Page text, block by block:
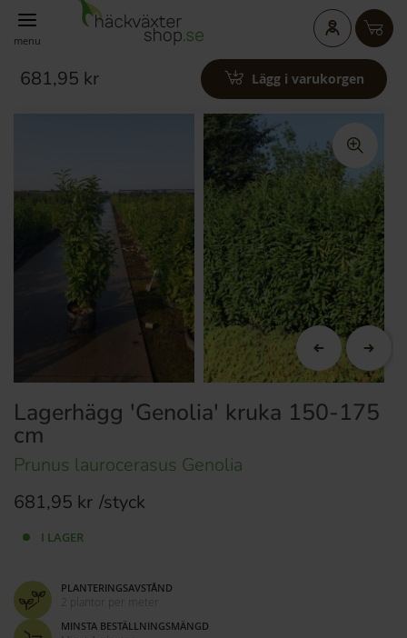
menu
681,95 kr Lägg i varukorgen
681,95 kr
Lagerhägg 'Genolia' kruka 150-175
cm
Prunus laurocerasus Genolia
PLANTERINGSAVSTÅND
2 plantor per meter
MINSTA BESTÄLLNINGSMÄNGD
I LAGER